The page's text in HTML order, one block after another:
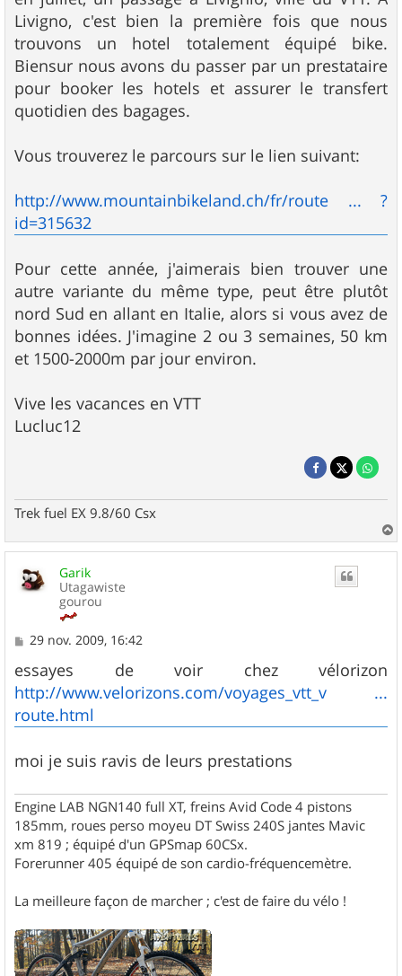
Livigno, c'est bien la première fois que nous
trouvons un hotel totalement équipé bike.
Biensur nous avons du passer par un prestataire
pour booker les hotels et assurer le transfert
quotidien des bagages.
Vous trouverez le parcours sur le lien suivant:
http://www.mountainbikeland.ch/fr/route ... ?
id=315632
Pour cette année, j'aimerais bien trouver une
autre variante du même type, peut être plutôt
nord Sud en allant en Italie, alors si vous avez de
bonnes idées. J'imagine 2 ou 3 semaines, 50 km
et 1500-2000m par jour environ.
Vive les vacances en VTT
Lucluc12
Trek fuel EX 9.8/60 Csx
a
u
Garik
Utagawiste
gourou
M
s
s
a
g
e
29 nov. 2009, 16:42
essayes de voir chez vélorizon
http://www.velorizons.com/voyages_vtt_v ...
route.html
moi je suis ravis de leurs prestations
Engine LAB NGN140 full XT, freins Avid Code 4 pistons
185mm, roues perso moyeu DT Swiss 240S jantes Mavic
xm 819 ; équipé d'un GPSmap 60CSx.
Forerunner 405 équipé de son cardio-fréquencemètre.
La meilleure façon de marcher ; c'est de faire du vélo !